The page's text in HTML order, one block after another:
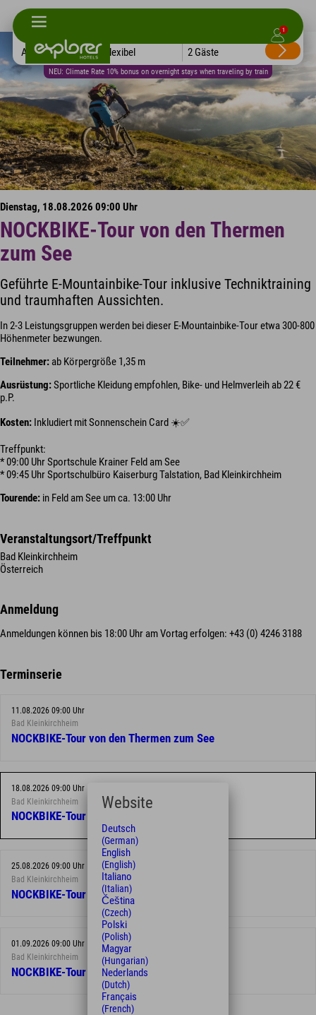
1
NEU: Climate Rate 10% bonus on overnight stays when traveling by train
Alle Hotels Flexibel 2 Gäste
Dienstag, 18.08.2026 09:00 Uhr
NOCKBIKE-Tour von den Thermen
zum See
Geführte E-Mountainbike-Tour inklusive Techniktraining
und traumhaften Aussichten.
In 2-3 Leistungsgruppen werden bei dieser E-Mountainbike-Tour etwa 300-800
Höhenmeter bezwungen.
Teilnehmer: ab Körpergröße 1,35 m
Ausrüstung:Sportliche Kleidung empfohlen, Bike- und Helmverleih ab 22 €
p.P.
Kosten: Inkludiert mit Sonnenschein Card ☀️✅
Treffpunkt:
* 09:00 Uhr Sportschule Krainer Feld am See
* 09:45 Uhr Sportschulbüro Kaiserburg Talstation, Bad Kleinkirchheim
Tourende: in Feld am See um ca. 13:00 Uhr
Veranstaltungsort/Treffpunkt
Bad Kleinkirchheim
Österreich
Anmeldung
Anmeldungen können bis 18:00 Uhr am Vortag erfolgen: +43 (0) 4246 3188
Terminserie
11.08.2026 09:00 Uhr
Bad Kleinkirchheim
NOCKBIKE-Tour von den Thermen zum See
18.08.2026 09:00 Uhr
Bad Kleinkirchheim
NOCKBIKE-Tour von den Thermen zum See
25.08.2026 09:00 Uhr
Bad Kleinkirchheim
NOCKBIKE-Tour von den Thermen zum See
01.09.2026 09:00 Uhr
Bad Kleinkirchheim
NOCKBIKE-Tour von den Thermen zum See
Website
Deutsch
(German)
English
(English)
Italiano
(Italian)
Čeština
(Czech)
Polski
(Polish)
Magyar
(Hungarian)
Nederlands
(Dutch)
Français
(French)